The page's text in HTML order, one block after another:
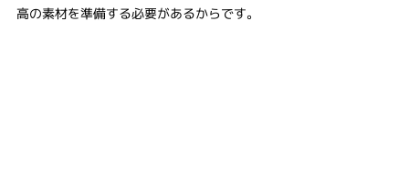
高の素材を準備する必要があるからです。